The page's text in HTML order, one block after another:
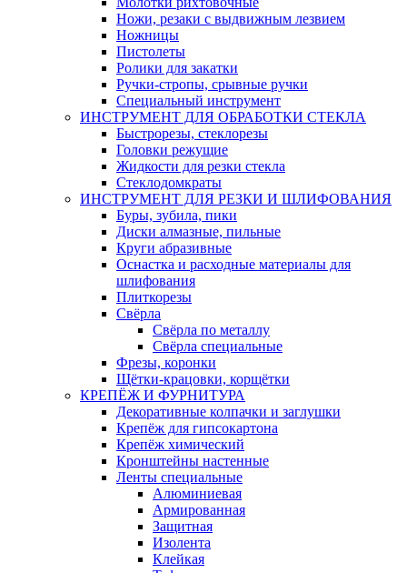
Ножи, резаки с выдвижным лезвием
Ножницы
Пистолеты
Ролики для закатки
Ручки-стропы, срывные ручки
Специальный инструмент
ИНСТРУМЕНТ ДЛЯ ОБРАБОТКИ СТЕКЛА
Быстрорезы, стеклорезы
Головки режущие
Жидкости для резки стекла
Стеклодомкраты
ИНСТРУМЕНТ ДЛЯ РЕЗКИ И ШЛИФОВАНИЯ
Буры, зубила, пики
Диски алмазные, пильные
Круги абразивные
Оснастка и расходные материалы для
шлифования
Плиткорезы
Свёрла
Свёрла по металлу
Свёрла специальные
Фрезы, коронки
Щётки-крацовки, корщётки
КРЕПЁЖ И ФУРНИТУРА
Декоративные колпачки и заглушки
Крепёж для гипсокартона
Крепёж химический
Кронштейны настенные
Ленты специальные
Алюминиевая
Армированная
Защитная
Изолента
Клейкая